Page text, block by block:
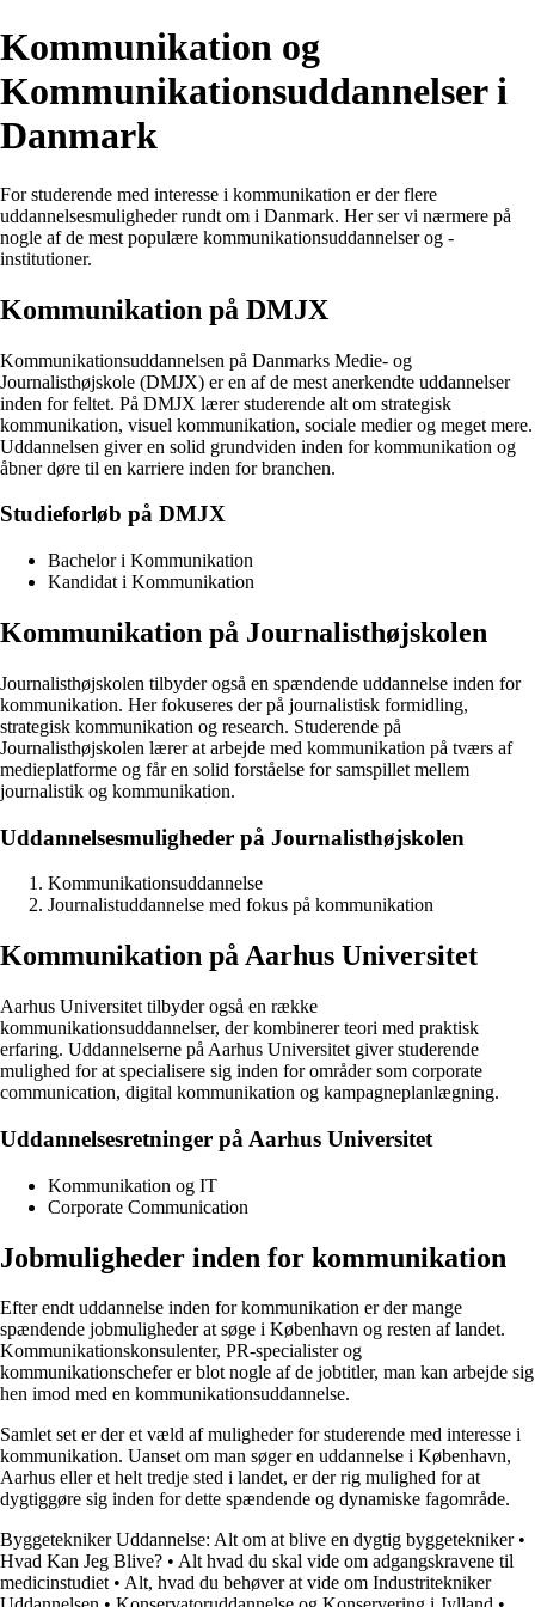
Kommunikation og
Kommunikationsuddannelser i
Danmark
For studerende med interesse i kommunikation er der flere
uddannelsesmuligheder rundt om i Danmark. Her ser vi nærmere på
nogle af de mest populære kommunikationsuddannelser og -
institutioner.
Kommunikation på DMJX
Kommunikationsuddannelsen på Danmarks Medie- og
Journalisthøjskole (DMJX) er en af de mest anerkendte uddannelser
inden for feltet. På DMJX lærer studerende alt om strategisk
kommunikation, visuel kommunikation, sociale medier og meget mere.
Uddannelsen giver en solid grundviden inden for kommunikation og
åbner døre til en karriere inden for branchen.
Studieforløb på DMJX
Bachelor i Kommunikation
Kandidat i Kommunikation
Kommunikation på Journalisthøjskolen
Journalisthøjskolen tilbyder også en spændende uddannelse inden for
kommunikation. Her fokuseres der på journalistisk formidling,
strategisk kommunikation og research. Studerende på
Journalisthøjskolen lærer at arbejde med kommunikation på tværs af
medieplatforme og får en solid forståelse for samspillet mellem
journalistik og kommunikation.
Uddannelsesmuligheder på Journalisthøjskolen
Kommunikationsuddannelse
Journalistuddannelse med fokus på kommunikation
Kommunikation på Aarhus Universitet
Aarhus Universitet tilbyder også en række
kommunikationsuddannelser, der kombinerer teori med praktisk
erfaring. Uddannelserne på Aarhus Universitet giver studerende
mulighed for at specialisere sig inden for områder som corporate
communication, digital kommunikation og kampagneplanlægning.
Uddannelsesretninger på Aarhus Universitet
Kommunikation og IT
Corporate Communication
Jobmuligheder inden for kommunikation
Efter endt uddannelse inden for kommunikation er der mange
spændende jobmuligheder at søge i København og resten af landet.
Kommunikationskonsulenter, PR-specialister og
kommunikationschefer er blot nogle af de jobtitler, man kan arbejde sig
hen imod med en kommunikationsuddannelse.
Samlet set er der et væld af muligheder for studerende med interesse i
kommunikation. Uanset om man søger en uddannelse i København,
Aarhus eller et helt tredje sted i landet, er der rig mulighed for at
dygtiggøre sig inden for dette spændende og dynamiske fagområde.
Byggetekniker Uddannelse: Alt om at blive en dygtig byggetekniker•
Hvad Kan Jeg Blive? • Alt hvad du skal vide om adgangskravene til
medicinstudiet• Alt, hvad du behøver at vide om Industritekniker